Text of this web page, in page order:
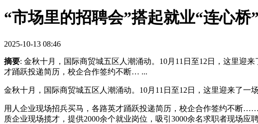
“市场里的招聘会”搭起就业“连心
2025-10-13 08:46
摘要: 金秋十月，国际商贸城五区人潮涌动。10月11日至12日，这里迎
才踊跃投递简历，校企合作签约不断… ...
金秋十月，国际商贸城五区人潮涌动。10月11日至12日，这里迎来了一
用人企业现场招兵买马，各路英才踊跃投递简历，校企合作签约不断
质企业现场揽才，提供2000余个就业岗位，吸引3000余名求职者现场应